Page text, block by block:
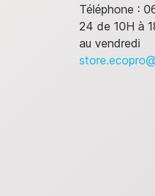
Téléphone :
24 de 10H à
au vendredi